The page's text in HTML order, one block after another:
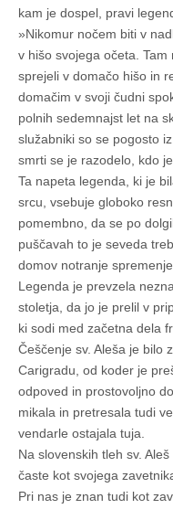
kam je dospel, pravi
»Nikomur nočem biti v
v hišo svojega očeta.
sprejeli v domačo hišo in
domačim v svoji čudni
polnih sedemnajst let na
služabniki so se pogosto
smrti se je razodelo, kdo
Ta napeta legenda, ki je
srcu, vsebuje globoko
pomembno, da se po
puščavah to je seveda
domov notranje
Legenda je prevzela
stoletja, da jo je prelil v
ki sodi med začetna dela
Češčenje sv. Aleša je bilo
Carigradu, od koder je
odpoved in prostovoljno
mikala in pretresala tudi
vendarle ostajala tuja.
Na slovenskih tleh sv.
časte kot svojega
Pri nas je znan tudi kot